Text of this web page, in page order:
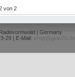
von 2
| Germany
29 | E-Mail:
shop@glow2b.de